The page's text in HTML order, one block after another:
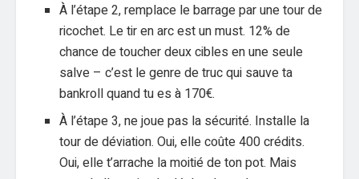
À l’étape 2, remplace le barrage par une tour de
ricochet. Le tir en arc est un must. 12% de
chance de toucher deux cibles en une seule
salve – c’est le genre de truc qui sauve ta
bankroll quand tu es à 170€.
À l’étape 3, ne joue pas la sécurité. Installe la
tour de déviation. Oui, elle coûte 400 crédits.
Oui, elle t’arrache la moitié de ton pot. Mais